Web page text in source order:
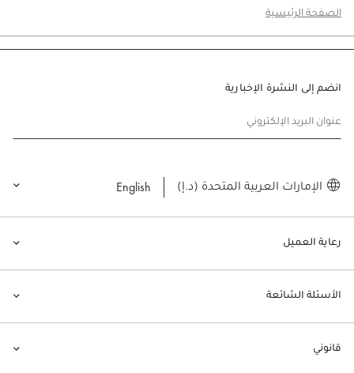
الصفحة الرئيسية
رعاية العميل
الأسئلة الشائعة
قانوني
انضم إلى النشرة الإخبارية
عنوان البريد الإلكتروني
الإمارات العربية المتحدة (د.إ) English